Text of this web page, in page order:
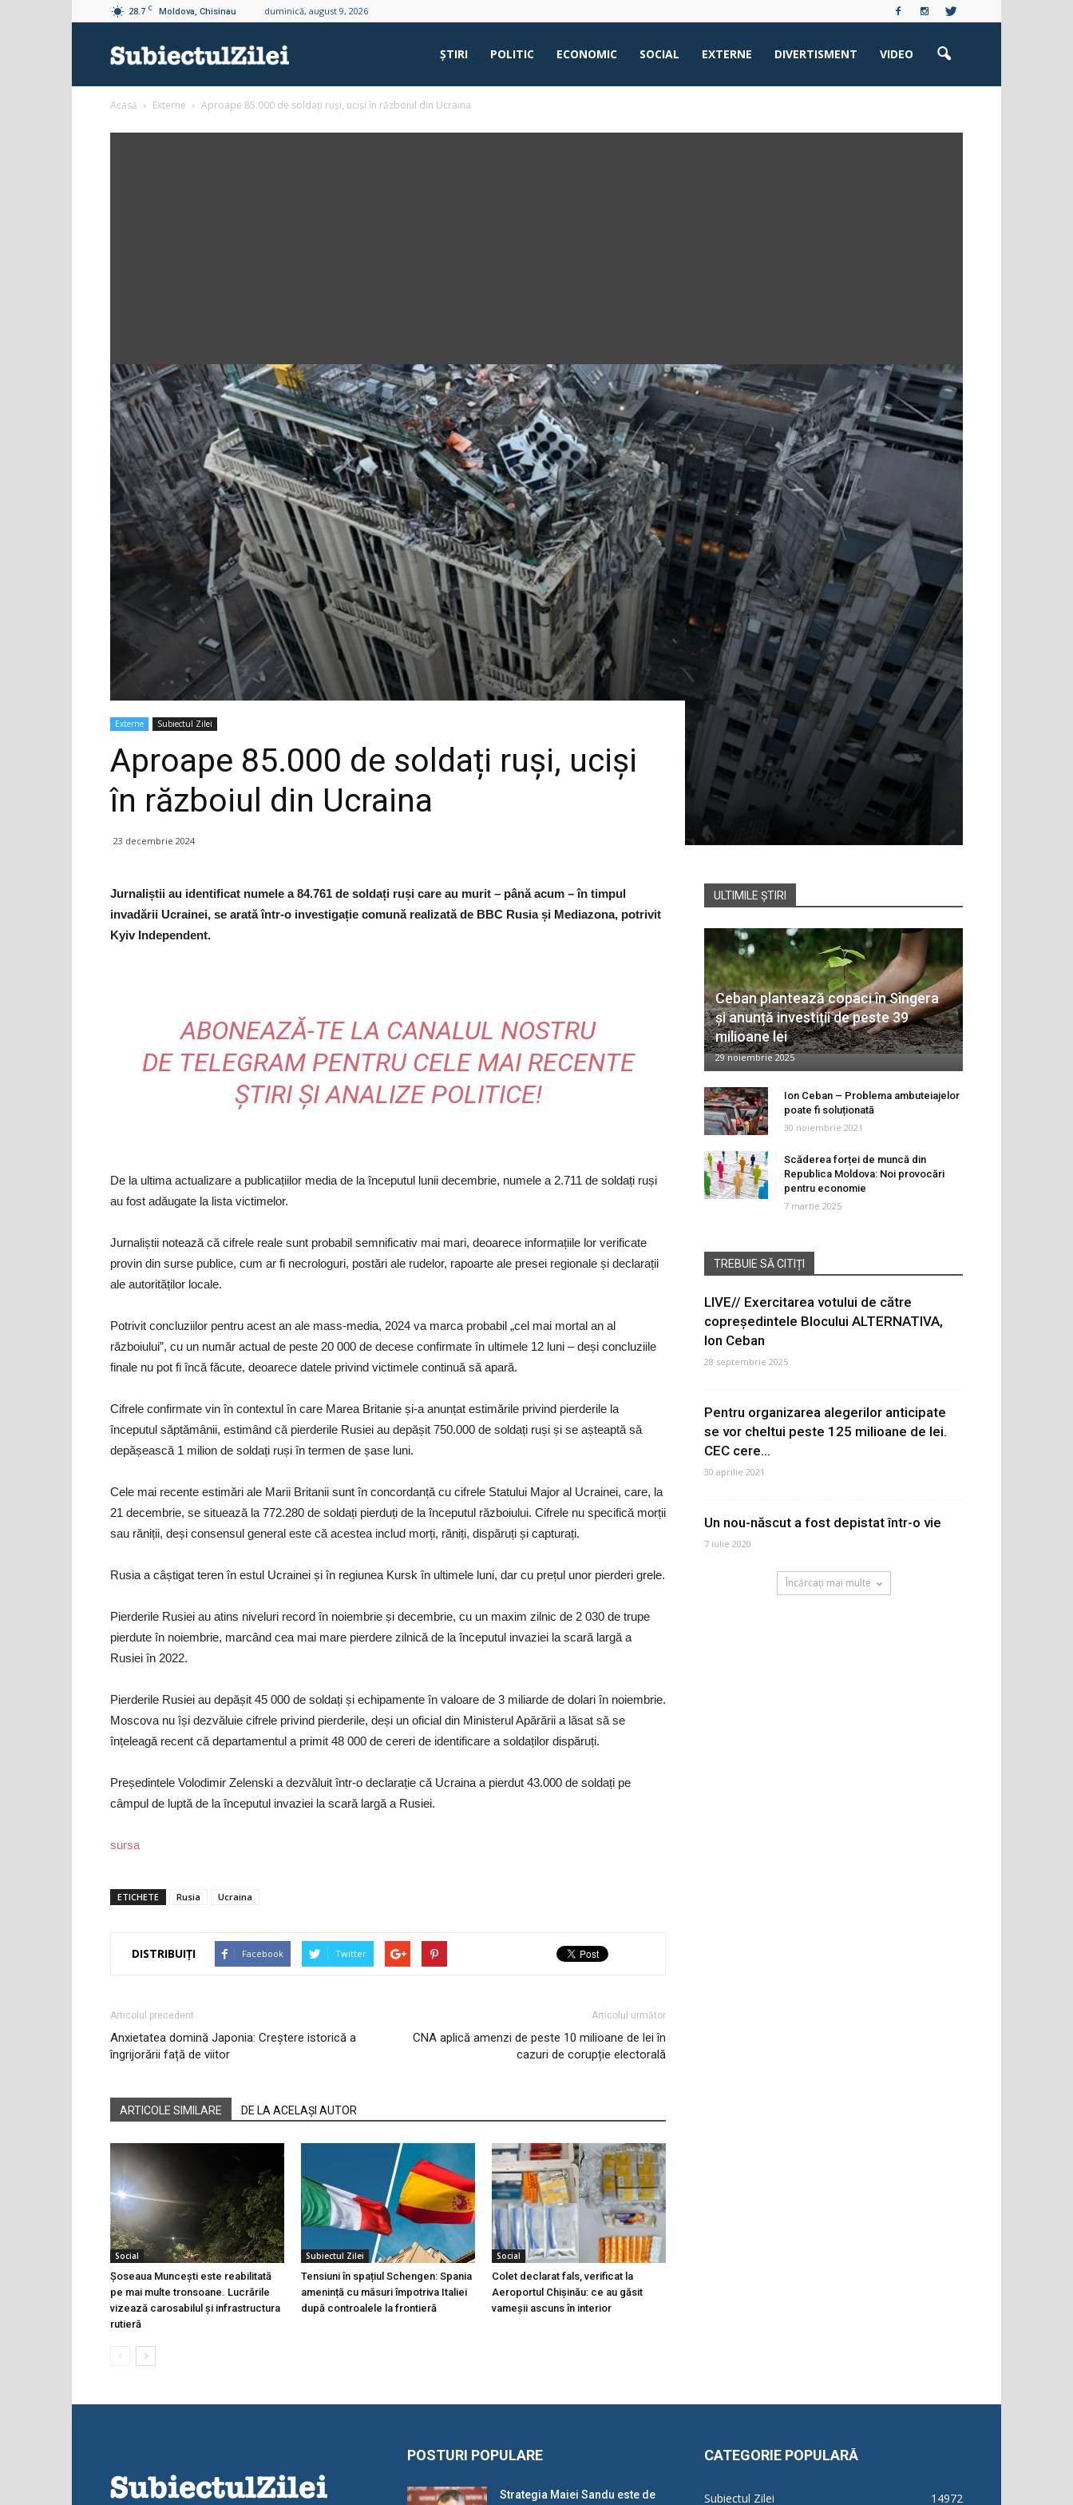
28.7 C Moldova, Chisinau duminică, august 9, 2026
ŞTIRI POLITIC ECONOMIC SOCIAL EXTERNE DIVERTISMENT VIDEO
Acasă Externe Aproape 85.000 de soldați ruși, uciși în războiul din Ucraina
Externe Subiectul Zilei
Aproape 85.000 de soldați ruși, uciși
în războiul din Ucraina
23 decembrie 2024
Jurnaliștii au identificat numele a 84.761 de soldați ruși care au murit – până acum – în timpul
invadării Ucrainei, se arată într-o investigație comună realizată de BBC Rusia și Mediazona, potrivit
Kyiv Independent.
ABONEAZĂ-TE LA CANALUL NOSTRU
DE TELEGRAMPENTRU CELE MAI RECENTE
ȘTIRI ȘI ANALIZE POLITICE!
De la ultima actualizare a publicațiilor media de la începutul lunii decembrie, numele a 2.711 de soldați ruși
au fost adăugate la lista victimelor.
Jurnaliștii notează că cifrele reale sunt probabil semnificativ mai mari, deoarece informațiile lor verificate
provin din surse publice, cum ar fi necrologuri, postări ale rudelor, rapoarte ale presei regionale și declarații
ale autorităților locale.
Potrivit concluziilor pentru acest an ale mass-media, 2024 va marca probabil „cel mai mortal an al
războiului”, cu un număr actual de peste 20 000 de decese confirmate în ultimele 12 luni – deși concluziile
finale nu pot fi încă făcute, deoarece datele privind victimele continuă să apară.
Cifrele confirmate vin în contextul în care Marea Britanie și-a anunțat estimările privind pierderile la
începutul săptămânii, estimând că pierderile Rusiei au depășit 750.000 de soldați ruși și se așteaptă să
depășească 1 milion de soldați ruși în termen de șase luni.
Cele mai recente estimări ale Marii Britanii sunt în concordanță cu cifrele Statului Major al Ucrainei, care, la
21 decembrie, se situează la 772.280 de soldați pierduți de la începutul războiului. Cifrele nu specifică morții
sau răniții, deși consensul general este că acestea includ morți, răniți, dispăruți și capturați.
Rusia a câștigat teren în estul Ucrainei și în regiunea Kursk în ultimele luni, dar cu prețul unor pierderi grele.
Pierderile Rusiei au atins niveluri record în noiembrie și decembrie, cu un maxim zilnic de 2 030 de trupe
pierdute în noiembrie, marcând cea mai mare pierdere zilnică de la începutul invaziei la scară largă a
Rusiei în 2022.
Pierderile Rusiei au depășit 45 000 de soldați și echipamente în valoare de 3 miliarde de dolari în noiembrie.
Moscova nu își dezvăluie cifrele privind pierderile, deși un oficial din Ministerul Apărării a lăsat să se
înțeleagă recent că departamentul a primit 48 000 de cereri de identificare a soldaților dispăruți.
Președintele Volodimir Zelenski a dezvăluit într-o declarație că Ucraina a pierdut 43.000 de soldați pe
câmpul de luptă de la începutul invaziei la scară largă a Rusiei.
sursa
ETICHETE Rusia Ucraina
DISTRIBUIȚI Facebook Twitter
Articolul precedent
Anxietatea domină Japonia: Creștere istorică a
îngrijorării față de viitor
Articolul următor
CNA aplică amenzi de peste 10 milioane de lei în
cazuri de corupție electorală
ARTICOLE SIMILARE DE LA ACELAȘI AUTOR
Social
Șoseaua Muncești este reabilitată
pe mai multe tronsoane. Lucrările
vizează carosabilul și infrastructura
rutieră
Subiectul Zilei
Tensiuni în spațiul Schengen: Spania
amenință cu măsuri împotriva Italiei
după controalele la frontieră
Social
Colet declarat fals, verificat la
Aeroportul Chișinău: ce au găsit
vameșii ascuns în interior
ULTIMILE ȘTIRI
Ceban plantează copaci în Sîngera
și anunță investiții de peste 39
milioane lei
29 noiembrie 2025
Ion Ceban – Problema ambuteiajelor
poate fi soluționată
30 noiembrie 2021
Scăderea forței de muncă din
Republica Moldova: Noi provocări
pentru economie
7 martie 2025
TREBUIE SĂ CITIȚI
LIVE// Exercitarea votului de către
copreședintele Blocului ALTERNATIVA,
Ion Ceban
28 septembrie 2025
Pentru organizarea alegerilor anticipate
se vor cheltui peste 125 milioane de lei.
CEC cere...
30 aprilie 2021
Un nou-născut a fost depistat într-o vie
7 iulie 2020
Încărcați mai multe
POSTURI POPULARE
Strategia Maiei Sandu este de
CATEGORIE POPULARĂ
Subiectul Zilei 14972